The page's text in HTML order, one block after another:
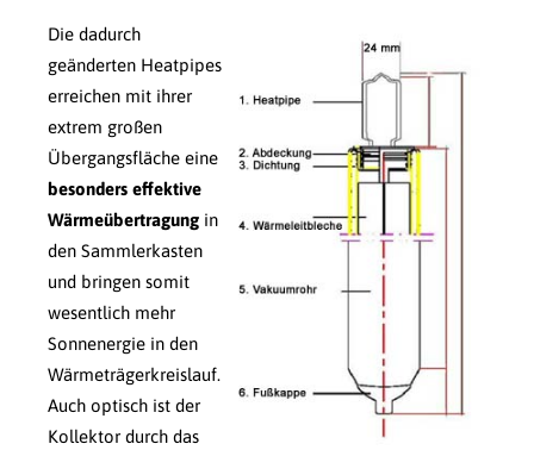
Die dadurch
geänderten Heatpipes
erreichen mit ihrer
extrem großen
Übergangsfläche eine
besonders effektive
Wärmeübertragung in
den Sammlerkasten
und bringen somit
wesentlich mehr
Sonnenergie in den
Wärmeträgerkreislauf.
Auch optisch ist der
Kollektor durch das